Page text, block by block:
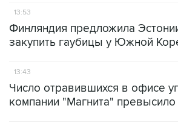
13:53
Финляндия предложила
закупить гаубицы у Южной
13:43
Число отравившихся в офисе
компании "Магнита"